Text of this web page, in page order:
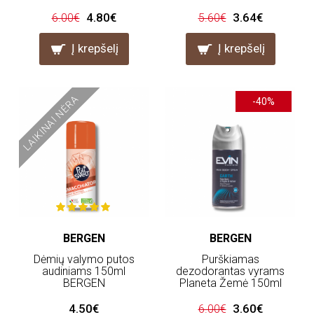
6.00€ 4.80€
Į krepšelį
5.60€ 3.64€
Į krepšelį
LAIKINAI NĖRA
BERGEN
Dėmių valymo putos
audiniams 150ml
BERGEN
4.50€
-40%
BERGEN
Purškiamas
dezodorantas vyrams
Planeta Žemė 150ml
6.00€ 3.60€